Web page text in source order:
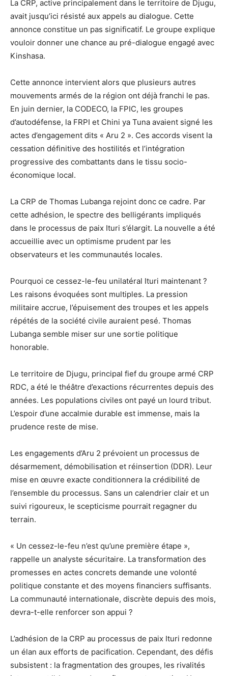
La CRP, active principalement dans le territoire de Djugu,
avait jusqu’ici résisté aux appels au dialogue. Cette
annonce constitue un pas significatif. Le groupe explique
vouloir donner une chance au pré-dialogue engagé avec
Kinshasa.
Cette annonce intervient alors que plusieurs autres
mouvements armés de la région ont déjà franchi le pas.
En juin dernier, la CODECO, la FPIC, les groupes
d’autodéfense, la FRPI et Chini ya Tuna avaient signé les
actes d’engagement dits « Aru 2 ». Ces accords visent la
cessation définitive des hostilités et l’intégration
progressive des combattants dans le tissu socio-
économique local.
La CRP de Thomas Lubanga rejoint donc ce cadre. Par
cette adhésion, le spectre des belligérants impliqués
dans le processus de paix Ituri s’élargit. La nouvelle a été
accueillie avec un optimisme prudent par les
observateurs et les communautés locales.
Pourquoi ce cessez-le-feu unilatéral Ituri maintenant ?
Les raisons évoquées sont multiples. La pression
militaire accrue, l’épuisement des troupes et les appels
répétés de la société civile auraient pesé. Thomas
Lubanga semble miser sur une sortie politique
honorable.
Le territoire de Djugu, principal fief du groupe armé CRP
RDC, a été le théâtre d’exactions récurrentes depuis des
années. Les populations civiles ont payé un lourd tribut.
L’espoir d’une accalmie durable est immense, mais la
prudence reste de mise.
Les engagements d’Aru 2 prévoient un processus de
désarmement, démobilisation et réinsertion (DDR). Leur
mise en œuvre exacte conditionnera la crédibilité de
l’ensemble du processus. Sans un calendrier clair et un
suivi rigoureux, le scepticisme pourrait regagner du
terrain.
« Un cessez-le-feu n’est qu’une première étape »,
rappelle un analyste sécuritaire. La transformation des
promesses en actes concrets demande une volonté
politique constante et des moyens financiers suffisants.
La communauté internationale, discrète depuis des mois,
devra-t-elle renforcer son appui ?
L’adhésion de la CRP au processus de paix Ituri redonne
un élan aux efforts de pacification. Cependant, des défis
subsistent : la fragmentation des groupes, les rivalités